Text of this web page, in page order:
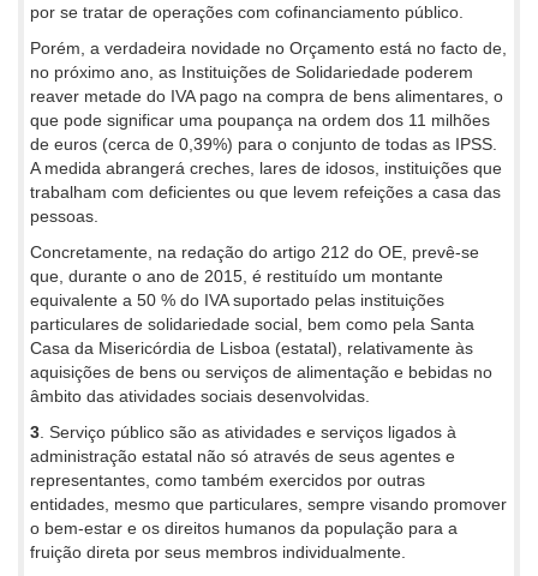
por se tratar de operações com cofinanciamento público.
Porém, a verdadeira novidade no Orçamento está no facto de,
no próximo ano, as Instituições de Solidariedade poderem
reaver metade do IVA pago na compra de bens alimentares, o
que pode significar uma poupança na ordem dos 11 milhões
de euros (cerca de 0,39%) para o conjunto de todas as IPSS.
A medida abrangerá creches, lares de idosos, instituições que
trabalham com deficientes ou que levem refeições a casa das
pessoas.
Concretamente, na redação do artigo 212 do OE, prevê-se
que, durante o ano de 2015, é restituído um montante
equivalente a 50 % do IVA suportado pelas instituições
particulares de solidariedade social, bem como pela Santa
Casa da Misericórdia de Lisboa (estatal), relativamente às
aquisições de bens ou serviços de alimentação e bebidas no
âmbito das atividades sociais desenvolvidas.
3 . Serviço público são as atividades e serviços ligados à
administração estatal não só através de seus agentes e
representantes, como também exercidos por outras
entidades, mesmo que particulares, sempre visando promover
o bem-estar e os direitos humanos da população para a
fruição direta por seus membros individualmente.